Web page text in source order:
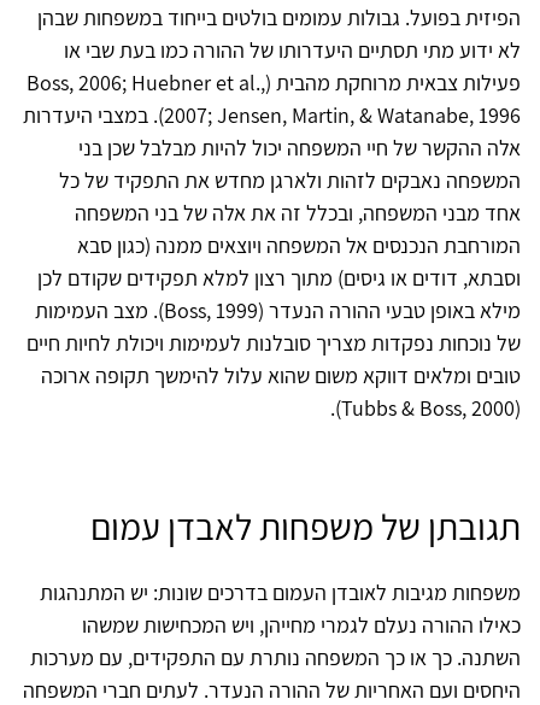
הפיזית בפועל. גבולות עמומים בולטים בייחוד במשפחות שבהן
לא ידוע מתי תסתיים היעדרותו של ההורה כמו בעת שבי או
פעילות צבאית מרוחקת מהבית (Boss, 2006; Huebner et al.,
2007; Jensen, Martin, & Watanabe, 1996). במצבי היעדרות
אלה ההקשר של חיי המשפחה יכול להיות מבלבל שכן בני
המשפחה נאבקים לזהות ולארגן מחדש את התפקיד של כל
אחד מבני המשפחה, ובכלל זה את אלה של בני המשפחה
המורחבת הנכנסים אל המשפחה ויוצאים ממנה (כגון סבא
וסבתא, דודים או גיסים) מתוך רצון למלא תפקידים שקודם לכן
מילא באופן טבעי ההורה הנעדר (Boss, 1999). מצב העמימות
של נוכחות נפקדות מצריך סובלנות לעמימות ויכולת לחיות חיים
טובים ומלאים דווקא משום שהוא עלול להימשך תקופה ארוכה
(Tubbs & Boss, 2000).
תגובתן של משפחות לאבדן עמום
משפחות מגיבות לאובדן העמום בדרכים שונות: יש המתנהגות
כאילו ההורה נעלם לגמרי מחייהן, ויש המכחישות שמשהו
השתנה. כך או כך המשפחה נותרת עם התפקידים, עם מערכות
היחסים ועם האחריות של ההורה הנעדר. לעתים חברי המשפחה